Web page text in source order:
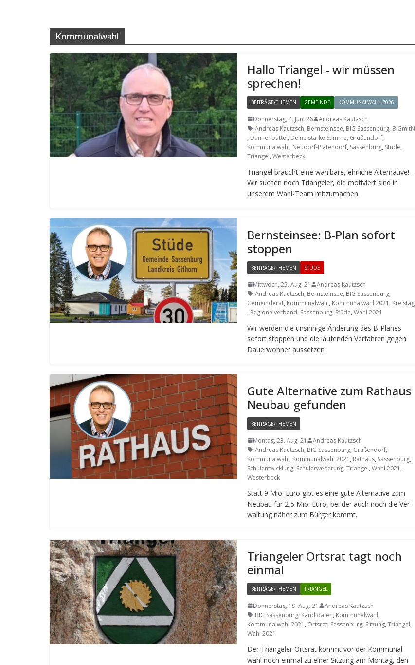
Kommunalwahl
Hallo Tri­an­gel - wir müs­sen
sprechen!
BEITRÄGE/THEMEN GEMEINDE KOMMUNALWAHL 2026
Donnerstag, 4. Juni 26
Andreas Kautzsch
Andreas Kautzsch, Bernsteinsee, BIG Sassenburg, BIGmitN
, Dannenbüttel, Deine starke Stimme, Grußendorf,
Kommunalwahl, Neudorf-Platendorf, Sassenburg, Stüde,
Triangel, Westerbeck
Tri­an­gel braucht eine wähl­bare, ehr­li­che Alter­na­tive! -
Wir suchen noch Tri­an­ge­ler, die moti­viert sind in
unse­rem Wahl-Team mitzumachen.
Bern­stein­see: B-Plan sofort
stoppen
BEITRÄGE/THEMEN STÜDE
Mittwoch, 25. Aug. 21
Andreas Kautzsch
Andreas Kautzsch, Bernsteinsee, BIG Sassenburg,
Gemeinderat, Kommunalwahl, Kommunalwahl 2021 , Kreistag
, Regionalverband, Sassenburg, Stüde, Wahl 2021
Wir wer­den die unsin­nige Ände­rung des B-Pla­nes
sofort stop­pen und die lau­fen­den Ver­fah­ren gegen
Dau­er­woh­ner aussetzen!
Gute Alter­na­tive zum Rat­haus
Neu­bau gefunden
BEITRÄGE/THEMEN
Montag, 23. Aug. 21
Andreas Kautzsch
Andreas Kautzsch, BIG Sassenburg, Grußendorf,
Kommunalwahl, Kommunalwahl 2021 , Rathaus, Sassenburg,
Schulentwicklung, Schulerweiterung, Triangel, Wahl 2021 ,
Westerbeck
Statt 9 Mio. Euro gibt es eine gute Alter­na­tive zum
Neu­bau für 2,5 Mio. Euro, bei der auch noch die Ver­
wal­tung näher zum Bür­ger kommt.
Tri­an­ge­ler Orts­rat tagt noch
einmal
BEITRÄGE/THEMEN TRIANGEL
Donnerstag, 19. Aug. 21
Andreas Kautzsch
BIG Sassenburg, Kandidaten, Kommunalwahl,
Kommunalwahl 2021 , Ortsrat, Sassenburg, Sitzung, Triangel,
Wahl 2021
Der Tri­an­ge­ler Orts­rat kommt vor der Kom­mu­nal­
wahl noch ein­mal zu einer Sit­zung am Mon­tag, den